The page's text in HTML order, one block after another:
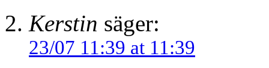
Kerstin säger:
23/07 11:39 at 11:39